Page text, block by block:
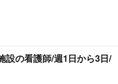
設の看護師/週1日から3日/